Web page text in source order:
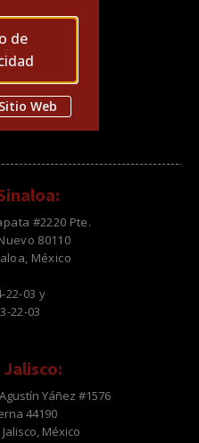
de
Web
#2220 Pte.
80110
México
22-03 y
22-03
Yáñez #1576
44190
México